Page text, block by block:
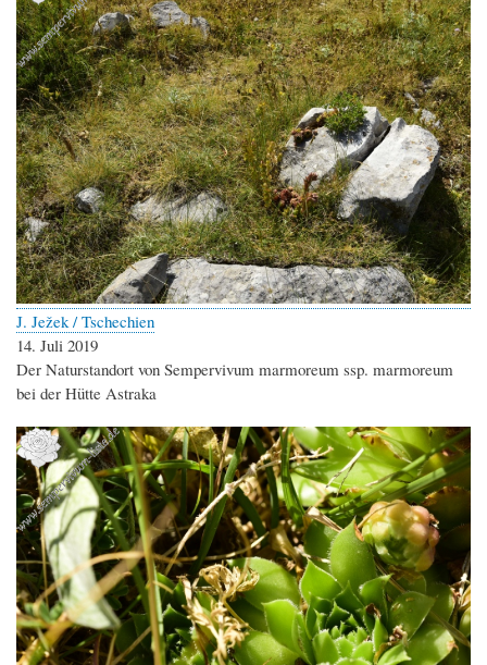
J. Ježek / Tschechien
14. Juli 2019
Der Naturstandort von Sempervivum marmoreum ssp. marmoreum
bei der Hütte Astraka